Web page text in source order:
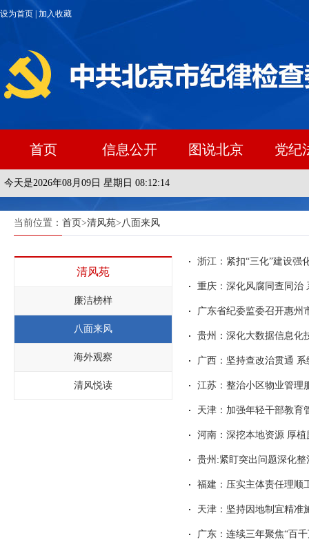
设为首页 加入收藏
首页 信息公开 图说北京 党纪
今天是2026年08月09日 星期日 08:12:14
当前位置： 首页>清风苑> 八面来风
清风苑
廉洁榜样
八面来风
海外观察
清风悦读
浙江：紧扣“三化”建设强
重庆：深化风腐同查同治
广东省纪委监委召开惠州
贵州：深化大数据信息化
广西：坚持查改治贯通
江苏：整治小区物业管理
天津：加强年轻干部教育
河南：深挖本地资源 厚
贵州:紧盯突出问题深化
福建：压实主体责任理顺
天津：坚持因地制宜精准
广东：连续三年聚焦“百